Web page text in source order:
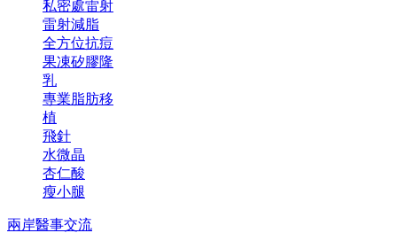
私密處雷射
雷射減脂
全方位抗痘
果凍矽膠隆
乳
專業脂肪移
植
飛針
水微晶
杏仁酸
瘦小腿
兩岸醫事交流